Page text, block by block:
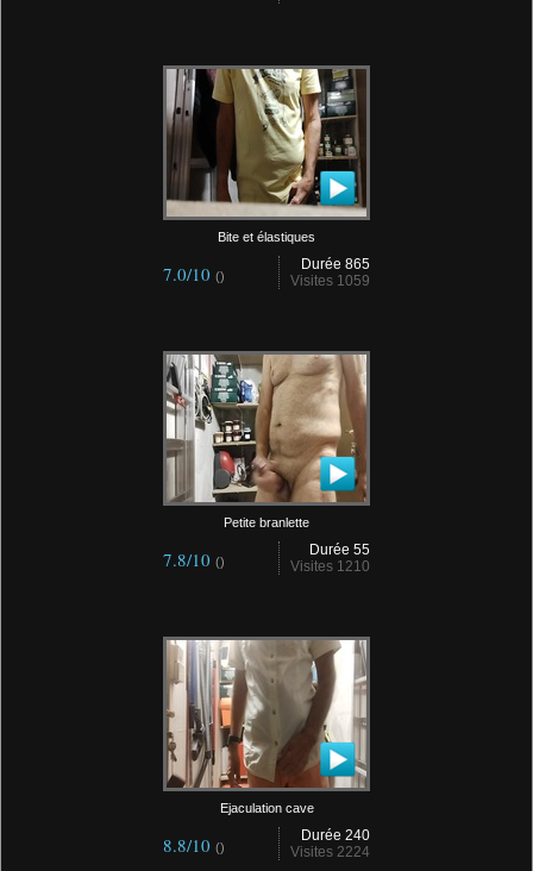
Bite et élastiques
Durée 865
Visites 1059
7.0/10 ()
Petite branlette
Durée 55
Visites 1210
7.8/10 ()
Ejaculation cave
Durée 240
Visites 2224
8.8/10 ()